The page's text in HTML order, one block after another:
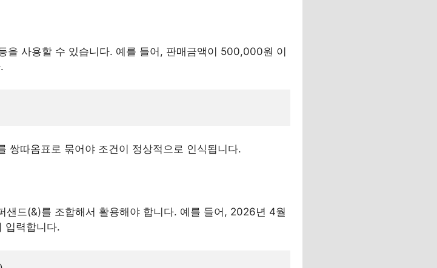
사용할 수 있습니다. 예를 들어, 판매금액이 500,000원 이
쌍따옴표로 묶어야 조건이 정상적으로 인식됩니다.
샌드(&)를 조합해서 활용해야 합니다. 예를 들어, 2026년 4월
입력합니다.